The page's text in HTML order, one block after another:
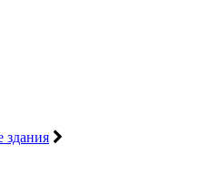
здания